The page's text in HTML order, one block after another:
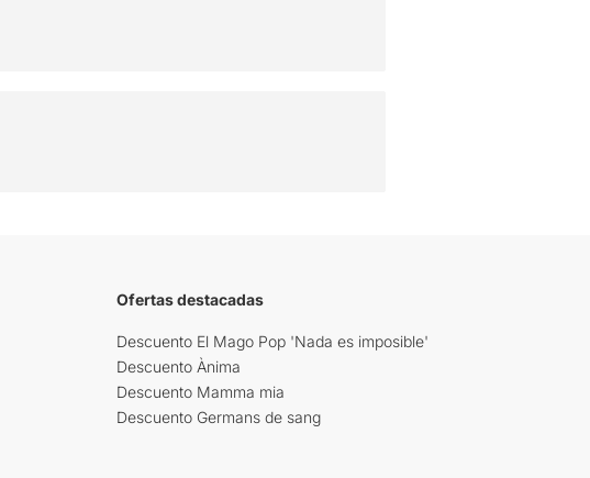
Ofertas destacadas
Descuento El Mago Pop 'Nada es imposible'
Descuento Ànima
Descuento Mamma mia
Descuento Germans de sang